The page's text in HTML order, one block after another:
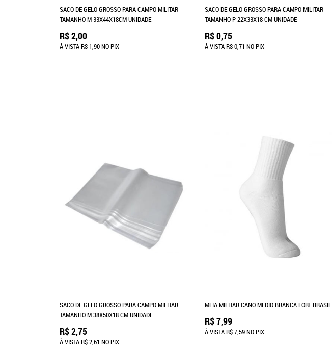
SACO DE GELO GROSSO PARA CAMPO MILITAR
TAMANHO M 33X44X18CM UNIDADE
R$ 2,00
À VISTAR$ 1,90NO PIX
SACO DE GELO GROSSO PARA CAMPO MILITAR
TAMANHO P 22X33X18 CM UNIDADE
R$ 0,75
À VISTAR$ 0,71 NO PIX
SACO DE GELO GROSSO PARA CAMPO MILITAR
TAMANHO M 38X50X18 CM UNIDADE
R$ 2,75
À VISTAR$ 2,61 NO PIX
MEIA MILITAR CANO MEDIO BRANCA FORT BRASIL
R$ 7,99
À VISTAR$ 7,59NO PIX